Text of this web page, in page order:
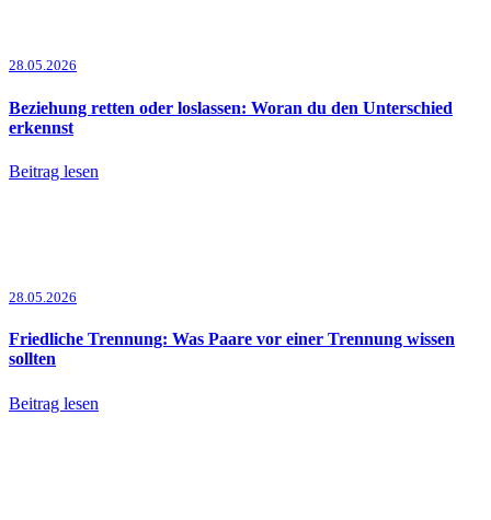
28.05.2026
Beziehung retten oder loslassen: Woran du den Unterschied
erkennst
Beitrag lesen
28.05.2026
Friedliche Trennung: Was Paare vor einer Trennung wissen
sollten
Beitrag lesen